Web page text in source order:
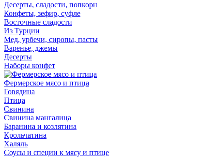
Десерты, сладости, попкорн
Конфеты, зефир, суфле
Восточные сладости
Из Турции
Мед, урбечи, сиропы, пасты
Варенье, джемы
Десерты
Наборы конфет
Фермерское мясо и птица
Говядина
Птица
Свинина
Свинина мангалица
Баранина и козлятина
Крольчатина
Халяль
Соусы и специи к мясу и птице